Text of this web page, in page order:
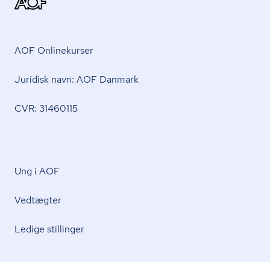
AOF Onlinekurser
Juridisk navn: AOF Danmark
CVR: 31460115
Ung i AOF
Vedtægter
Ledige stillinger